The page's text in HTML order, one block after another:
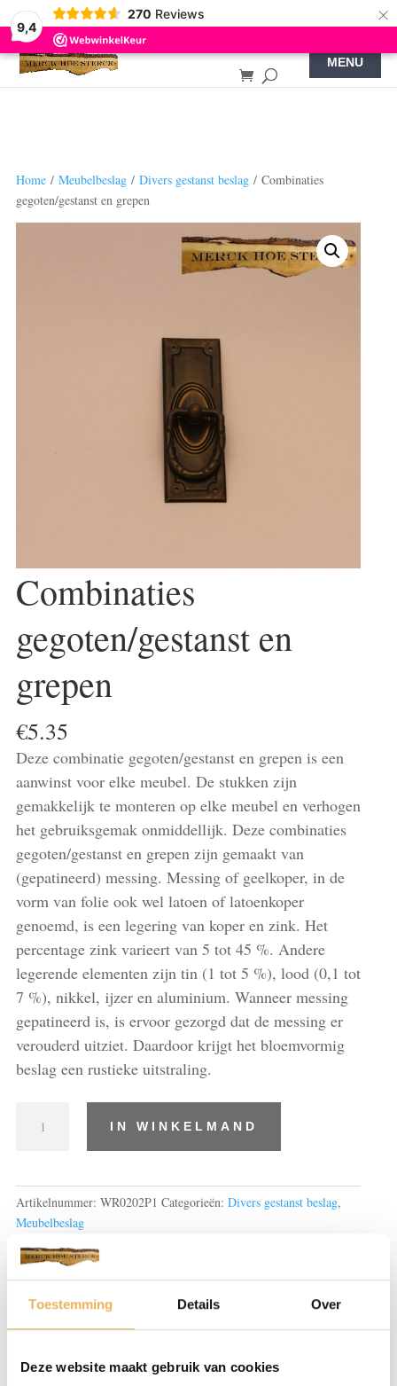
Toestemming Details Over
Deze website maakt gebruik van cookies
9,4
270 Reviews ×
Home/ Meubelbeslag/ Divers gestanst beslag/ Combinaties
gegoten/gestanst en grepen
Combinaties
gegoten/gestanst en
grepen
€5.35
Deze combinatie gegoten/gestanst en grepen is een
aanwinst voor elke meubel. De stukken zijn
gemakkelijk te monteren op elke meubel en verhogen
het gebruiksgemak onmiddellijk. Deze combinaties
gegoten/gestanst en grepen zijn gemaakt van
(gepatineerd) messing. Messing of geelkoper, in de
vorm van folie ook wel latoen of latoenkoper
genoemd, is een legering van koper en zink. Het
percentage zink varieert van 5 tot 45 %. Andere
legerende elementen zijn tin (1 tot 5 %), lood (0,1 tot
7 %), nikkel, ijzer en aluminium. Wanneer messing
gepatineerd is, is ervoor gezorgd dat de messing er
verouderd uitziet. Daardoor krijgt het bloemvormig
beslag een rustieke uitstraling.
gegoten/gestanst
IN WINKELMAND
Artikelnummer: WR0202P1 Categorieën: Divers gestanst beslag,
Meubelbeslag
Beoordelingen (0)